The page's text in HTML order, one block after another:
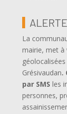
La
mairie, met à
Grésivaudan.
par SMS les
personnes,